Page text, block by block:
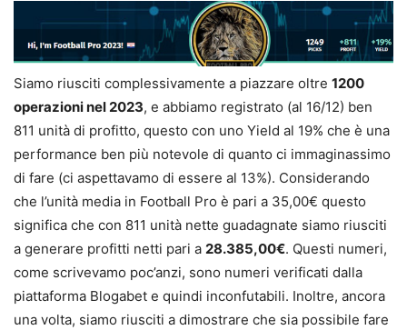
Siamo riusciti complessivamente a piazzare oltre 1200
operazioni nel 2023, e abbiamo registrato (al 16/12) ben
811 unità di profitto, questo con uno Yield al 19% che è una
performance ben più notevole di quanto ci immaginassimo
di fare (ci aspettavamo di essere al 13%). Considerando
che l’unità media in Football Pro è pari a 35,00€ questo
significa che con 811 unità nette guadagnate siamo riusciti
a generare profitti netti pari a 28.385,00€. Questi numeri,
come scrivevamo poc’anzi, sono numeri verificati dalla
piattaforma Blogabet e quindi inconfutabili. Inoltre, ancora
una volta, siamo riusciti a dimostrare che sia possibile fare